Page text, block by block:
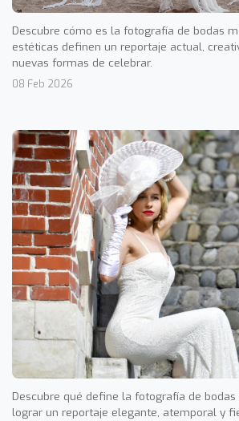
Descubre cómo es la fotografía de bodas
estéticas definen un reportaje actual,
nuevas formas de celebrar.
08 Feb 2026
Descubre qué define la fotografía de
lograr un reportaje elegante, atemporal y